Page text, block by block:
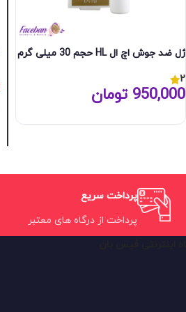
ژل ضد جوش اچ ال HL حجم 30 میلی گرم
2
950,000 تومان
پرداخت سریع
پرداخت از درگاه های معتبر